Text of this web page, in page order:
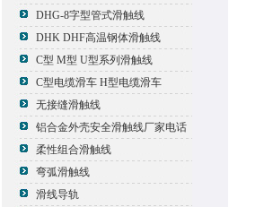
DHG-8字型管式滑触线
DHK DHF高温钢体滑触线
C型 M型 U型系列滑触线
C型电缆滑车 H型电缆滑车
无接缝滑触线
铝合金外壳安全滑触线厂家电话
柔性组合滑触线
弯弧滑触线
滑线导轨